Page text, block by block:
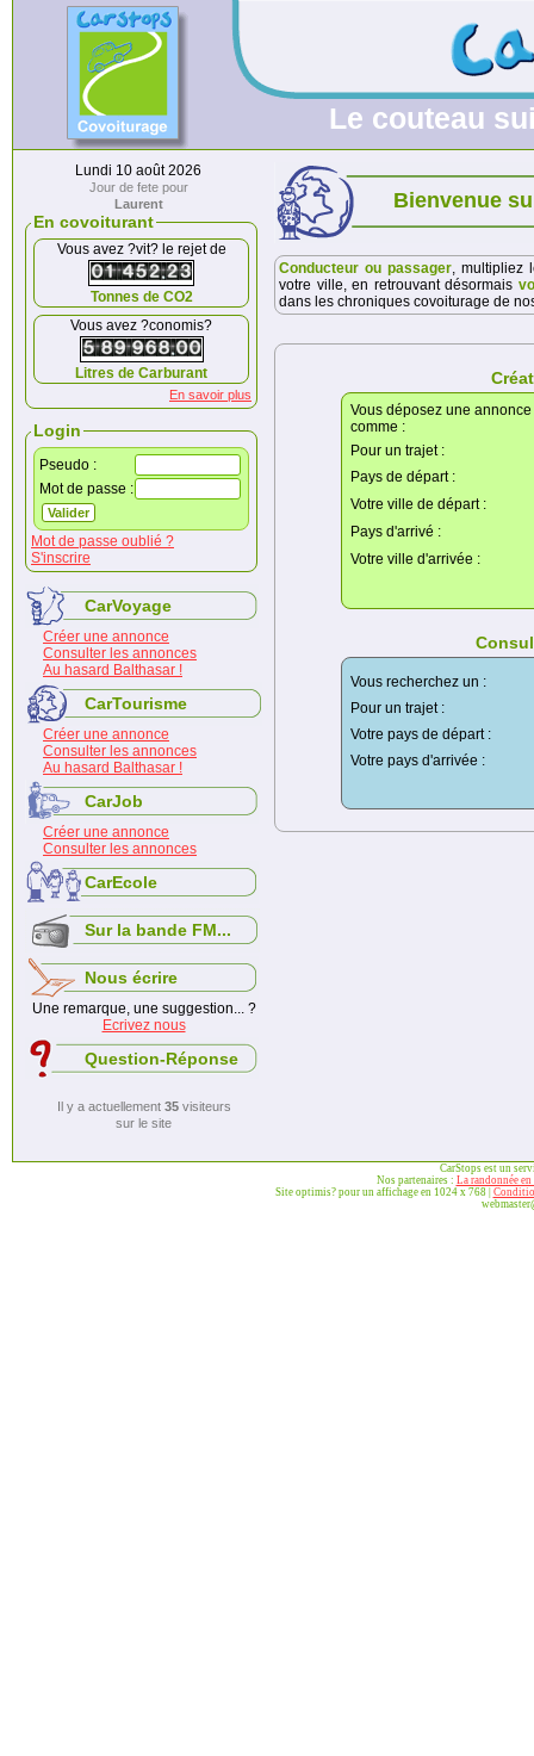
Le couteau
Lundi 10 août 2026
Jour de fete pour
Laurent
En covoiturant
Vous avez ?vit? le rejet de
Tonnes de CO2
Vous avez ?conomis?
Litres de Carburant
En savoir plus
Login
Pseudo :
Mot de passe :
Mot de passe oublié ?
S'inscrire
CarVoyage
Créer une annonce
Consulter les annonces
Au hasard Balthasar !
CarTourisme
Créer une annonce
Consulter les annonces
Au hasard Balthasar !
CarJob
Créer une annonce
Consulter les annonces
CarEcole
Sur la bande FM...
Nous écrire
Une remarque, une suggestion... ?
Ecrivez nous
Question-Réponse
Il y a actuellement 35visiteurs
sur le site
Bienvenue
Conducteur ou passager, multipliez
votre ville, en retrouvant désormais
dans les chroniques covoiturage de
Vous déposez une annonce
comme :
Pour un trajet :
Pays de départ :
Votre ville de départ :
Pays d'arrivé :
Votre ville d'arrivée :
Vous recherchez un :
Pour un trajet :
Votre pays de départ :
Votre pays d'arrivée :
CarStops est un
Nos partenaires : La randonnée en
Site optimis? pour un affichage en 1024 x 768 |